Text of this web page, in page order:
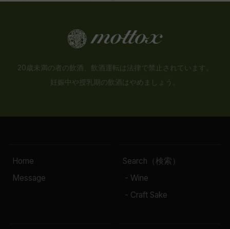
20歳未満の者の飲酒、飲酒運転は法律で禁止されています。
妊娠中や授乳期の飲酒はやめましょう。
Home
Message
Search（検索）
- Wine
- Craft Sake